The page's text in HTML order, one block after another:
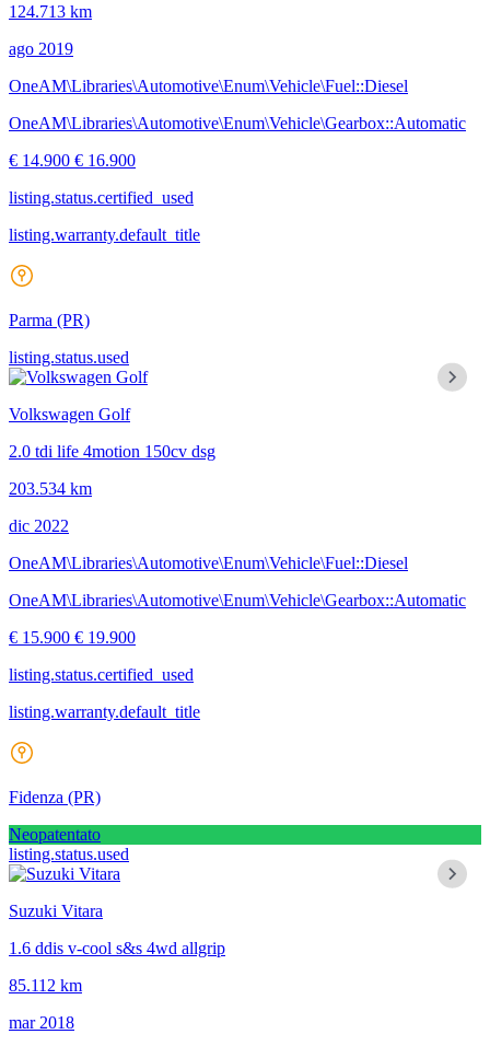
124.713 km
ago 2019
OneAM\Libraries\Automotive\Enum\Vehicle\Fuel::Diesel
OneAM\Libraries\Automotive\Enum\Vehicle\Gearbox::Automatic
€ 14.900 € 16.900
listing.status.certified_used
listing.warranty.default_title
Parma (PR)
listing.status.used
Volkswagen Golf
2.0 tdi life 4motion 150cv dsg
203.534 km
dic 2022
OneAM\Libraries\Automotive\Enum\Vehicle\Fuel::Diesel
OneAM\Libraries\Automotive\Enum\Vehicle\Gearbox::Automatic
€ 15.900 € 19.900
listing.status.certified_used
listing.warranty.default_title
Fidenza (PR)
Neopatentato
listing.status.used
Suzuki Vitara
1.6 ddis v-cool s&s 4wd allgrip
85.112 km
mar 2018